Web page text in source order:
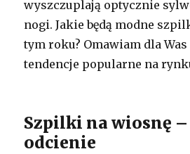
wyszczuplają optycznie
nogi. Jakie będą modne
tym roku? Omawiam dla
tendencje popularne na
Szpilki na wiosnę
odcienie